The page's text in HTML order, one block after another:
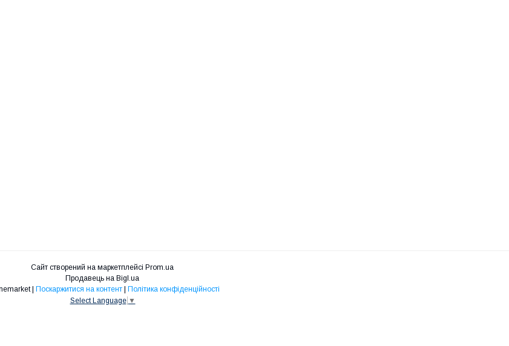
Сайт створений на маркетплейсі Prom.ua
Продавець на Bigl.ua
Onlinemarket | Поскаржитися на контент | Політика конфіденційності
Select Language ▼